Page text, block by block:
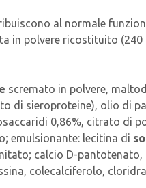
al normale
in polvere ricostituito
scremato in polvere,
di sieroproteine), olio di
0,86%, citrato di
emulsionante: lecitina di
calcio D-
colecalciferolo,